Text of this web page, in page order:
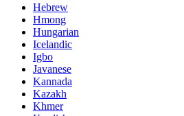
Hebrew
Hmong
Hungarian
Icelandic
Igbo
Javanese
Kannada
Kazakh
Khmer